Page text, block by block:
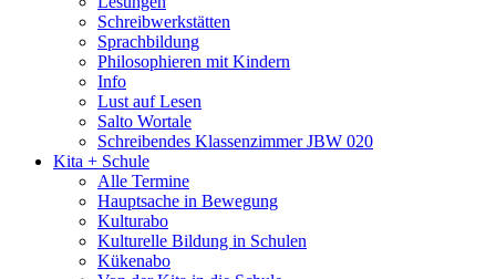
Schreibwerkstätten
Sprachbildung
Philosophieren mit Kindern
Info
Lust auf Lesen
Salto Wortale
Schreibendes Klassenzimmer JBW 020
Kita + Schule
Alle Termine
Hauptsache in Bewegung
Kulturabo
Kulturelle Bildung in Schulen
Kükenabo